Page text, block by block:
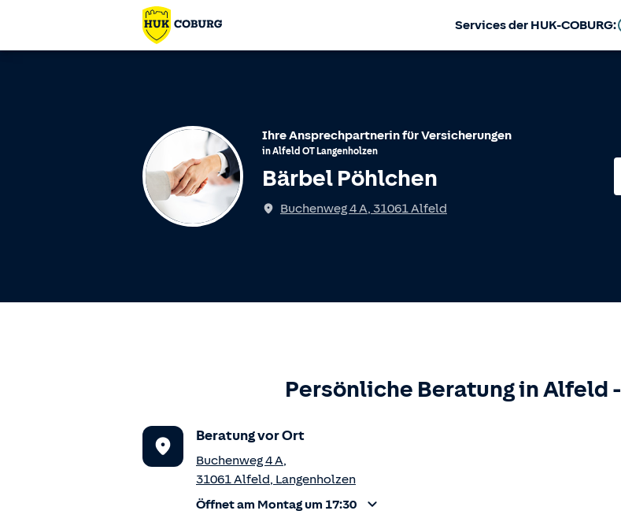
Services der HUK-COBURG:
Ihre Ansprechpartnerin für Versicherungen
inAlfeld OT Langenholzen
Bärbel Pöhlchen
Buchenweg 4 A, 31061Alfeld
Persönliche Beratung inAlfeld -
Beratung vor Ort
Buchenweg 4 A,
31061Alfeld, Langenholzen
Öffnet am Montag um 17:30